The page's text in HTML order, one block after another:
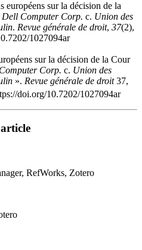
européens sur la décision de la
Dell Computer Corp. c. Union des
. Revue générale de droit, 37(2),
1027094ar
sur la décision de la Cour
Corp. c. Union des
». Revue générale de droit37,
doi.org/10.7202/1027094ar
RefWorks, Zotero